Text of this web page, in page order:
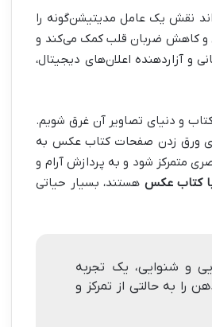
نقش یک عامل مدیتیشن‌گونه را
و کاهش ضربان قلب کمک می‌کند و
و آزاردهنده اعلان‌های دیجیتال،
و دنیای تصاویر آن غرق شویم.
ورق زدن صفحات کتاب عکس به
متمرکز شود و به پردازش آرام و
کتاب عکس هستند، بسیار حیاتی
و شنوایی، یک تجربه
را به حالتی از تمرکز و